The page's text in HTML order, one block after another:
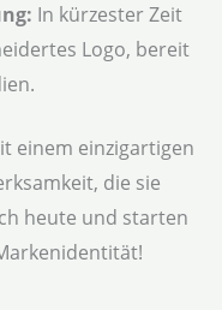
In kürzester Zeit
Logo, bereit
einem einzigartigen
die sie
heute und starten